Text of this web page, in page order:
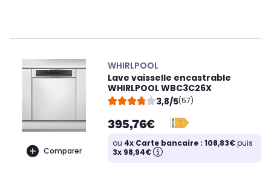
Comparer
WHIRLPOOL
Lave vaisselle encastrable
WHIRLPOOL WBC3C26X
3,8/5(57)
395,76€
ou 4x Carte bancaire : 108,83€puis
3x 98,94€